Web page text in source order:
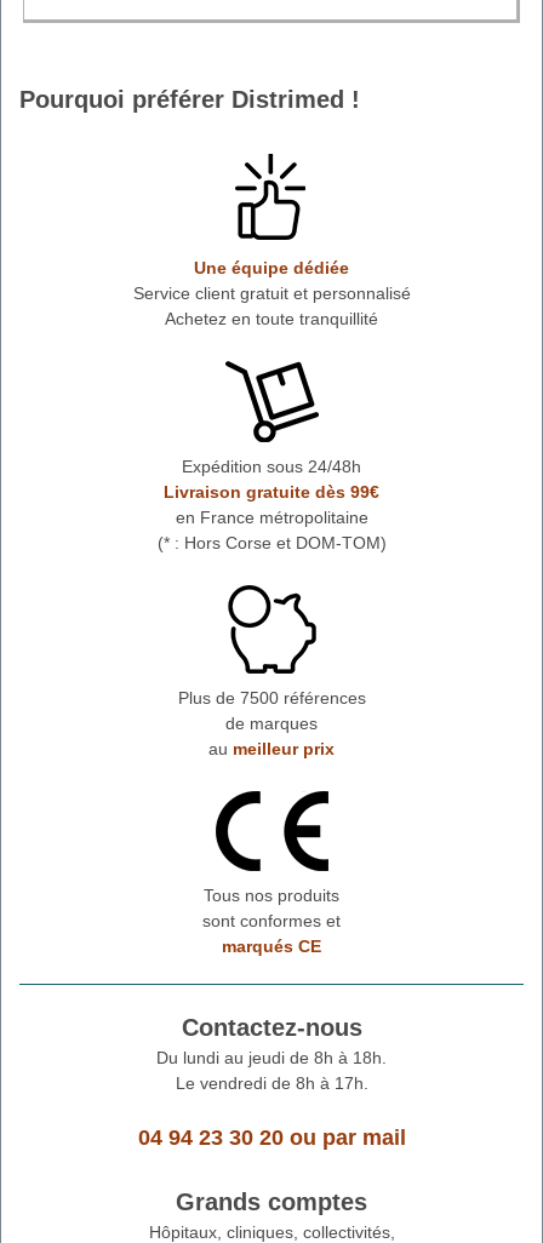
Pourquoi préférer Distrimed !
Une équipe dédiée
Service client gratuit et personnalisé
Achetez en toute tranquillité
Expédition sous 24/48h
Livraison gratuite dès 99€
en France métropolitaine
(* : Hors Corse et DOM-TOM)
Plus de 7500 références
de marques
au meilleur prix
Tous nos produits
sont conformes et
marqués CE
Contactez-nous
Du lundi au jeudi de 8h à 18h.
Le vendredi de 8h à 17h.
04 94 23 30 20ou par mail
Grands comptes
Hôpitaux, cliniques, collectivités,